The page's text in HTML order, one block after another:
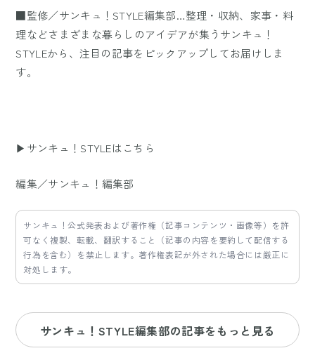
■監修／サンキュ！STYLE編集部…整理・収納、家事・料
理などさまざまな暮らしのアイデアが集うサンキュ！
STYLEから、注目の記事をピックアップしてお届けしま
す。
▶サンキュ！STYLEはこちら
編集／サンキュ！編集部
サンキュ！公式発表および著作権（記事コンテンツ・画像等）を許
可なく複製、転載、翻訳すること（記事の内容を要約して配信する
行為を含む）を禁止します。著作権表記が外された場合には厳正に
対処します。
サンキュ！STYLE編集部の記事をもっと見る